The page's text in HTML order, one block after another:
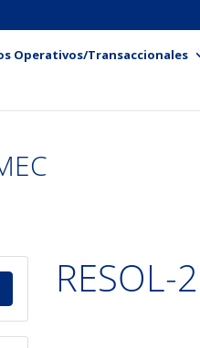
Operativos/Transaccionales
RESOL-